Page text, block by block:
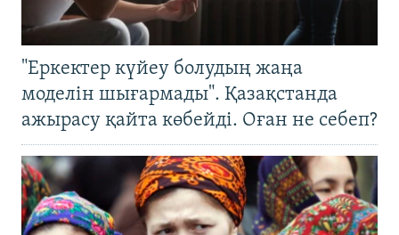
"Еркектер күйеу болудың жаңа
моделін шығармады". Қазақстанда
ажырасу қайта көбейді. Оған не себеп?